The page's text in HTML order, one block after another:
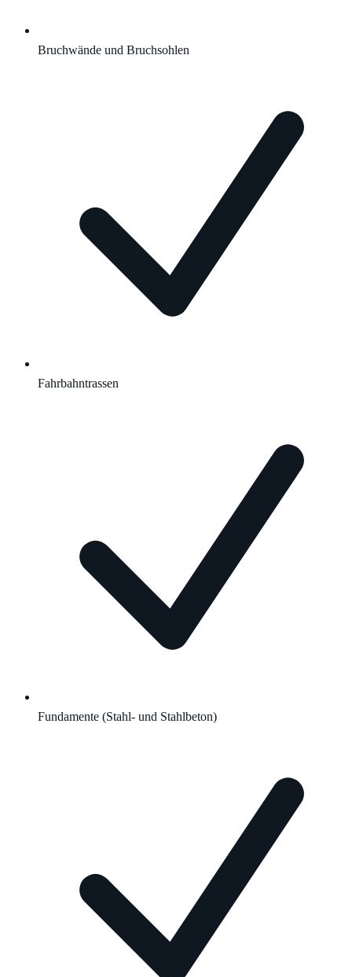
Bruchwände und Bruchsohlen
Fahrbahntrassen
Fundamente (Stahl- und Stahlbeton)